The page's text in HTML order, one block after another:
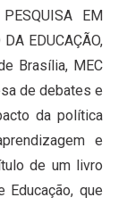
EM
EDUCAÇÃO,
Brasília, MEC
de debates e
da política
e
de um livro
Educação, que